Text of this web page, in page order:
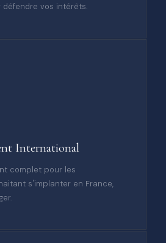
vos intérêts.
International
complet pour les
s'implanter en France,